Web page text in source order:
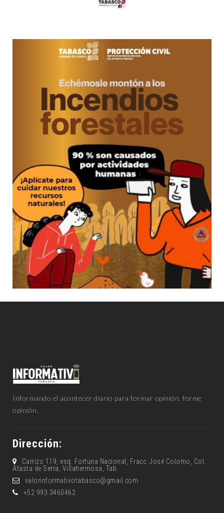
Informando el acontecer diario para formar opinión. forme
opinión.
Dirección:
Carrizo 119, esq. Fortuna Nacional, Fracc. José Colomo, Col.
Atasta de Serra, Villahermosa, Tab.
valorinformativotabasco@gmail.com
+52 993 3460462